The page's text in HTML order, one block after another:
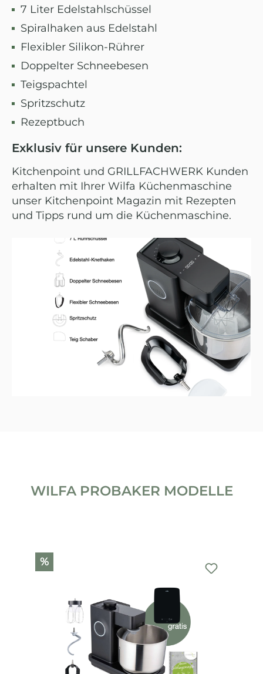
7 Liter Edelstahlschüssel
Spiralhaken aus Edelstahl
Flexibler Silikon-Rührer
Doppelter Schneebesen
Teigspachtel
Spritzschutz
Rezeptbuch
Exklusiv für unsere Kunden:
Kitchenpoint und GRILLFACHWERK Kunden
erhalten mit Ihrer Wilfa Küchenmaschine
unser Kitchenpoint Magazin mit Rezepten
und Tipps rund um die Küchenmaschine.
WILFA PROBAKER MODELLE
Produktgalerie überspringen
%